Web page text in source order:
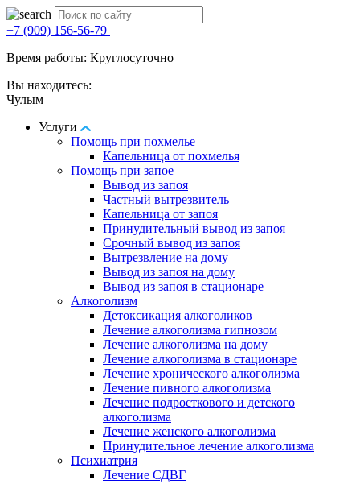
+7 (909) 156-56-79
Время работы: Круглосуточно
Вы находитесь:
Чулым
Услуги
Помощь при похмелье
Капельница от похмелья
Помощь при запое
Вывод из запоя
Частный вытрезвитель
Капельница от запоя
Принудительный вывод из запоя
Срочный вывод из запоя
Вытрезвление на дому
Вывод из запоя на дому
Вывод из запоя в стационаре
Алкоголизм
Детоксикация алкоголиков
Лечение алкоголизма гипнозом
Лечение алкоголизма на дому
Лечение алкоголизма в стационаре
Лечение хронического алкоголизма
Лечение пивного алкоголизма
Лечение подросткового и детского
алкоголизма
Лечение женского алкоголизма
Принудительное лечение алкоголизма
Психиатрия
Лечение СДВГ